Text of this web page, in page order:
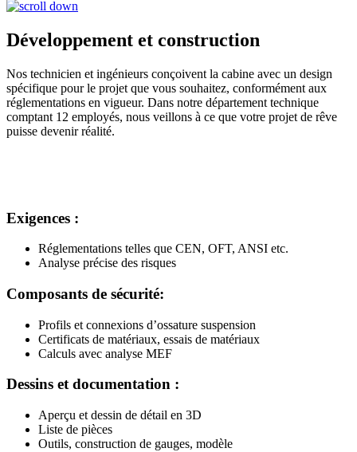
Développement et construction
Nos technicien et ingénieurs conçoivent la cabine avec un design
spécifique pour le projet que vous souhaitez, conformément aux
réglementations en vigueur. Dans notre département technique
comptant 12 employés, nous veillons à ce que votre projet de rêve
puisse devenir réalité.
Exigences :
Réglementations telles que CEN, OFT, ANSI etc.
Analyse précise des risques
Composants de sécurité:
Profils et connexions d’ossature suspension
Certificats de matériaux, essais de matériaux
Calculs avec analyse MEF
Dessins et documentation :
Aperçu et dessin de détail en 3D
Liste de pièces
Outils, construction de gauges, modèle